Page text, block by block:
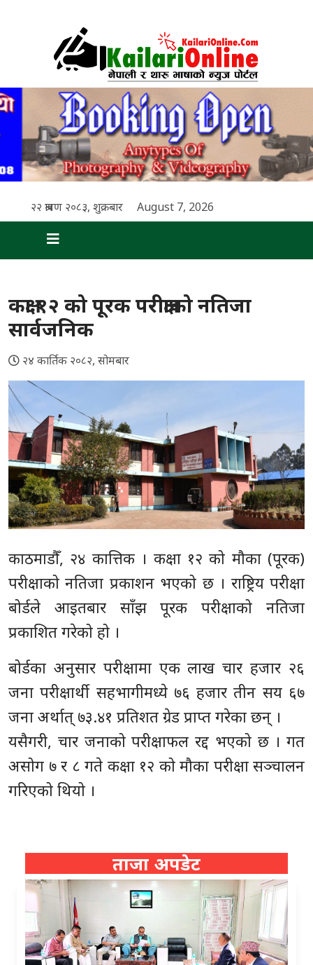
२२ श्रावण २०८३, शुक्रबार August 7, 2026
कक्षा १२ को पूरक परीक्षाको नतिजा
सार्वजनिक
२४ कार्तिक २०८२, सोमबार
काठमाडौँ, २४ कात्तिक । कक्षा १२ को मौका (पूरक)
परीक्षाको नतिजा प्रकाशन भएको छ । राष्ट्रिय परीक्षा
बोर्डले आइतबार साँझ पूरक परीक्षाको नतिजा
प्रकाशित गरेको हो ।
बोर्डका अनुसार परीक्षामा एक लाख चार हजार २६
जना परीक्षार्थी सहभागीमध्ये ७६ हजार तीन सय ६७
जना अर्थात् ७३.४१ प्रतिशत ग्रेड प्राप्त गरेका छन् ।
यसैगरी, चार जनाको परीक्षाफल रद्द भएको छ । गत
असोग ७ र ८ गते कक्षा १२ को मौका परीक्षा सञ्चालन
गरिएको थियो ।
ताजा अपडेट